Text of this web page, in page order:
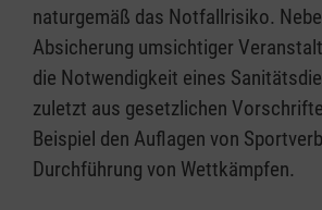
naturgemäß das Notfallrisiko.
Absicherung umsichtiger
die Notwendigkeit eines
zuletzt aus gesetzlichen
Beispiel den Auflagen von
Durchführung von Wettkämpfen.